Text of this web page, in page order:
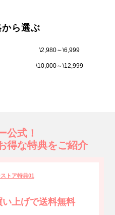
ら選ぶ
\2,980～\6,999
\10,000～\12,999
公式！
得な特典をご紹介
トア特典01
上げで送料無料